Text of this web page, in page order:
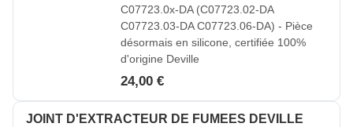
C07723.0x-DA (C07723.02-DA
C07723.03-DA C07723.06-DA) - Pièce
désormais en silicone, certifiée 100%
d'origine Deville
24,00 €
JOINT D'EXTRACTEUR DE FUMEES DEVILLE